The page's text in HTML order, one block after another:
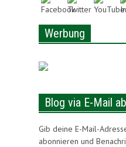
Werbung
Blog via E-Mail
Gib deine E-Mail-
abonnieren und